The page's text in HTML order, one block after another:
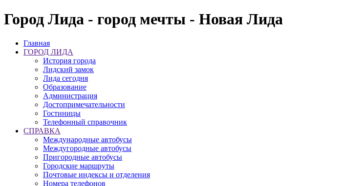
Город Лида - город мечты - Новая Лида
Главная
ГОРОД ЛИДА
История города
Лидский замок
Лида сегодня
Образование
Администрация
Достопримечательности
Гостиницы
Телефонный справочник
СПРАВКА
Международные автобусы
Междугородные автобусы
Пригородные автобусы
Городские маршруты
Почтовые индексы и отделения
Номера телефонов